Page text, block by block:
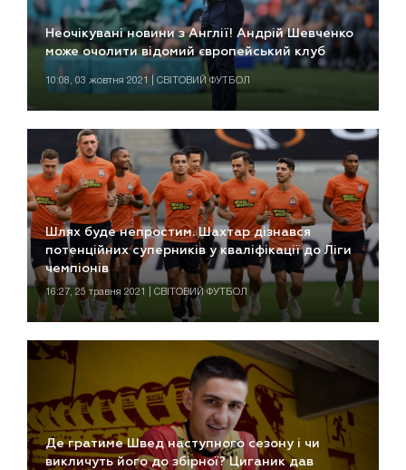
Неочікувані новини з Англії! Андрій Шевченко
може очолити відомий європейський клуб
10:08, 03 жовтня 2021 | СВІТОВИЙ ФУТБОЛ
Шлях буде непростим. Шахтар дізнався
потенційних суперників у кваліфікації до Ліги
чемпіонів
16:27, 25 травня 2021 | СВІТОВИЙ ФУТБОЛ
Де гратиме Швед наступного сезону і чи
викличуть його до збірної? Циганик дав